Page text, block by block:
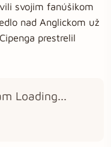
svojim fanúšikom
nad Anglickom už
prestrelil
Loading...